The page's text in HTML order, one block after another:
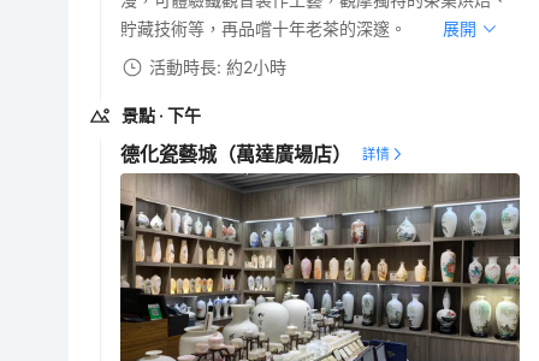
貯藏技術等，再品嚐十年老茶的深邃。
展開
活動時長: 約2小時
景點 · 下午
德化瓷藝城（萬達廣場店）